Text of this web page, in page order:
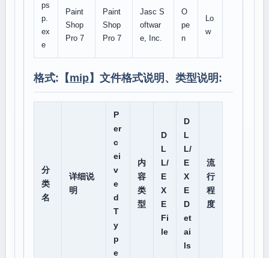
ps
p.
ex
e
Paint
Shop
Pro 7
Paint
Shop
Pro 7
Jasc S
oftwar
e, Inc.
O
pe
n
Lo
w
格式:【mip】文件格式说明、类型说明:
分
类
名
详细说
明
P
er
c
ei
v
e
d
T
y
p
e
内
容
类
型
D
L
L/
E
X
E
Fi
le
D
L
L/
E
X
E
D
et
ai
ls
流
行
程
度